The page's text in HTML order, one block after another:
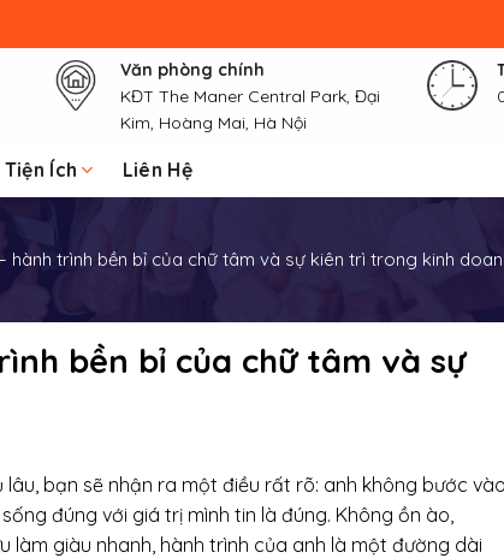
Văn phòng chính
KĐT The Maner Central Park, Đại
Kim, Hoàng Mai, Hà Nội
Tiện Ích Liên Hệ
hành trình bền bỉ của chữ tâm và sự kiên trì trong kinh
bền bỉ của chữ tâm và sự
bạn sẽ nhận ra một điều rất rõ: anh không bước vào
đúng với giá trị mình tin là đúng. Không ồn ào,
giàu nhanh, hành trình của anh là một đường dài